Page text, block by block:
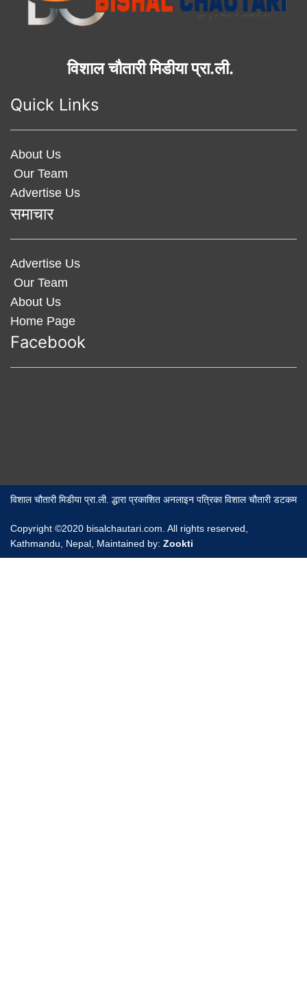
विशाल चौतारी मिडीया प्रा.ली.
Quick Links
About Us
Our Team
Advertise Us
समाचार
Advertise Us
Our Team
About Us
Home Page
Facebook
विशाल चौतारी मिडीया प्रा.ली. द्धारा प्रकाशित अनलाइन पत्रिका विशाल चौतारी डटकम
Copyright ©2020 bisalchautari.com. All rights reserved,
Kathmandu, Nepal, Maintained by: Zookti